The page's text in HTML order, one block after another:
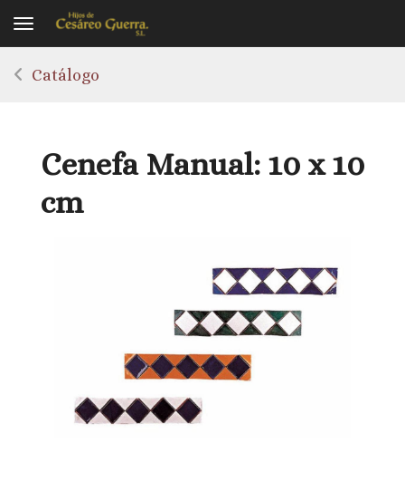
Toggle navigation
Catálogo
Cenefa Manual: 10 x 10
cm